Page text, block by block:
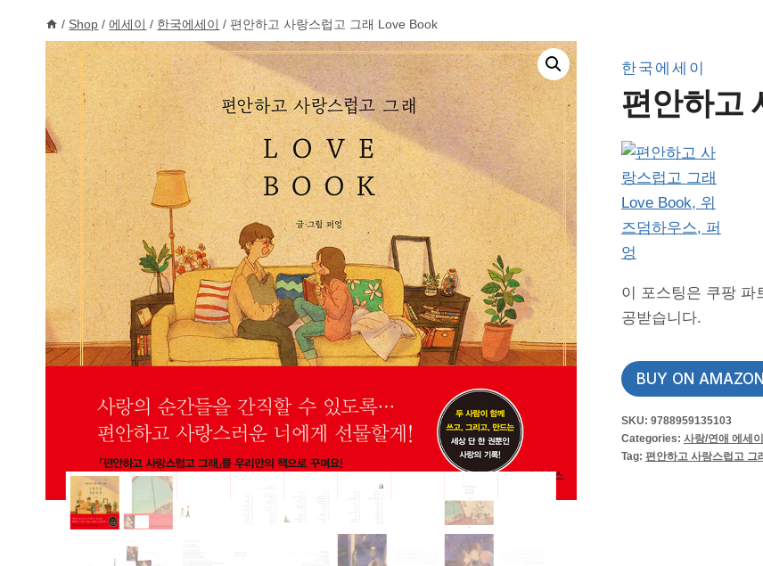
/ Shop / 에세이 / 한국에세이 / 편안하고 사랑스럽고 그래 Love Book
한국에세이
편안하고
이 포스팅은 쿠팡 파
공받습니다.
BUY ON AMAZON
SKU: 9788959135103
Categories: 사랑/연애 에세이
Tag: 편안하고 사랑스럽고 그